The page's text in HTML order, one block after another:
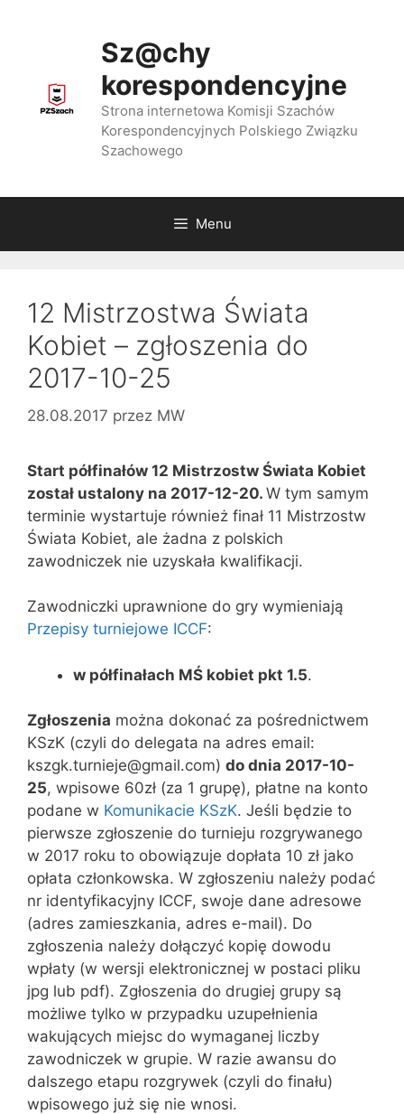
Sz@chy
korespondencyjne
Strona internetowa Komisji Szachów
Korespondencyjnych Polskiego Związku
Szachowego
Menu
12 Mistrzostwa Świata
Kobiet – zgłoszenia do
2017-10-25
28.08.2017 przez MW
Start półfinałów 12 Mistrzostw Świata Kobiet
został ustalony na 2017-12-20. W tym samym
terminie wystartuje również finał 11 Mistrzostw
Świata Kobiet, ale żadna z polskich
zawodniczek nie uzyskała kwalifikacji.
Zawodniczki uprawnione do gry wymieniają
Przepisy turniejowe ICCF:
w półfinałach MŚ kobiet pkt 1.5.
Zgłoszenia można dokonać za pośrednictwem
KSzK (czyli do delegata na adres email:
kszgk.turnieje@gmail.com) do dnia 2017-10-
25, wpisowe 60zł (za 1 grupę), płatne na konto
podane w Komunikacie KSzK. Jeśli będzie to
pierwsze zgłoszenie do turnieju rozgrywanego
w 2017 roku to obowiązuje dopłata 10 zł jako
opłata członkowska. W zgłoszeniu należy podać
nr identyfikacyjny ICCF, swoje dane adresowe
(adres zamieszkania, adres e-mail). Do
zgłoszenia należy dołączyć kopię dowodu
wpłaty (w wersji elektronicznej w postaci pliku
jpg lub pdf). Zgłoszenia do drugiej grupy są
możliwe tylko w przypadku uzupełnienia
wakujących miejsc do wymaganej liczby
zawodniczek w grupie. W razie awansu do
dalszego etapu rozgrywek (czyli do finału)
wpisowego już się nie wnosi.